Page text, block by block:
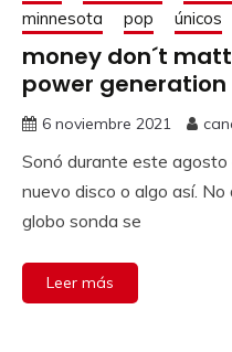
minnesota
pop únicos
money don´t
power generation
6 noviembre 2021
Sonó durante este
nuevo disco o algo así. No
globo sonda se
Leer más